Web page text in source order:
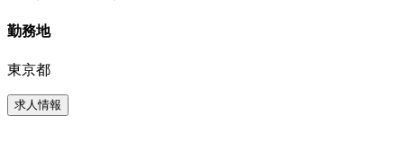
勤務地
東京都
求人情報